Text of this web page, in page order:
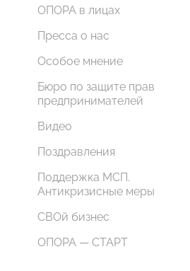
ОПОРА в лицах
Пресса о нас
Особое мнение
Бюро по защите прав
предпринимателей
Видео
Поздравления
Поддержка МСП.
Антикризисные меры
СВОй бизнес
ОПОРА — СТАРТ